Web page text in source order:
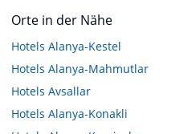
Orte in der Nähe
Hotels Alanya-Kestel
Hotels Alanya-Mahmutlar
Hotels Avsallar
Hotels Alanya-Konakli